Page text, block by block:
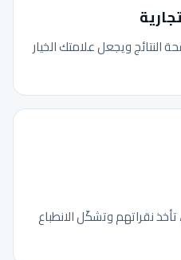
ويجعل علامتك الخيار
نقراتهم وتشكّل الانطباع